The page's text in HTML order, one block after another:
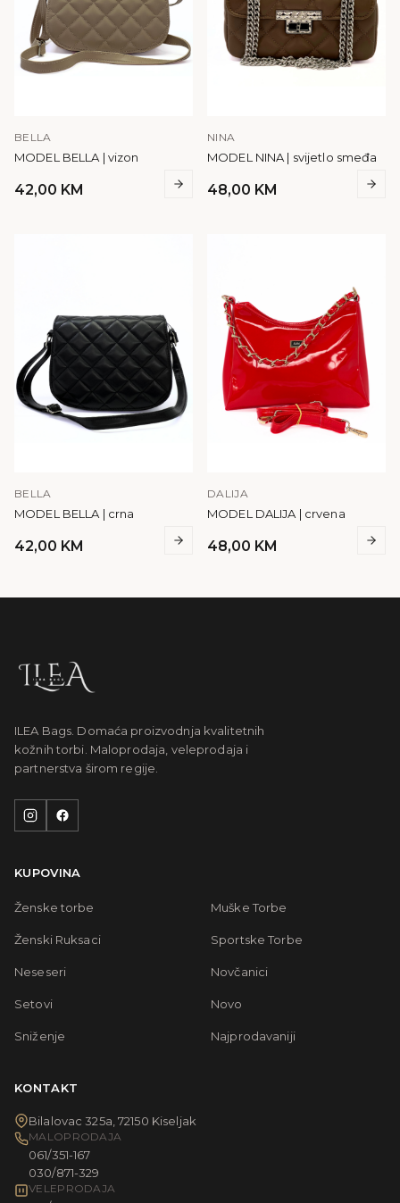
BELLA
MODEL BELLA | vizon
42,00 KM
NINA
MODEL NINA | svijetlo smeđa
48,00 KM
BELLA
MODEL BELLA | crna
42,00 KM
DALIJA
MODEL DALIJA | crvena
48,00 KM
ILEA Bags. Domaća proizvodnja kvalitetnih
kožnih torbi. Maloprodaja, veleprodaja i
partnerstva širom regije.
KUPOVINA
Ženske torbe Muške Torbe
Ženski Ruksaci Sportske Torbe
Neseseri Novčanici
Setovi Novo
Sniženje Najprodavaniji
KONTAKT
Bilalovac 325a, 72150 Kiseljak
MALOPRODAJA
061/351-167
030/871-329
VELEPRODAJA